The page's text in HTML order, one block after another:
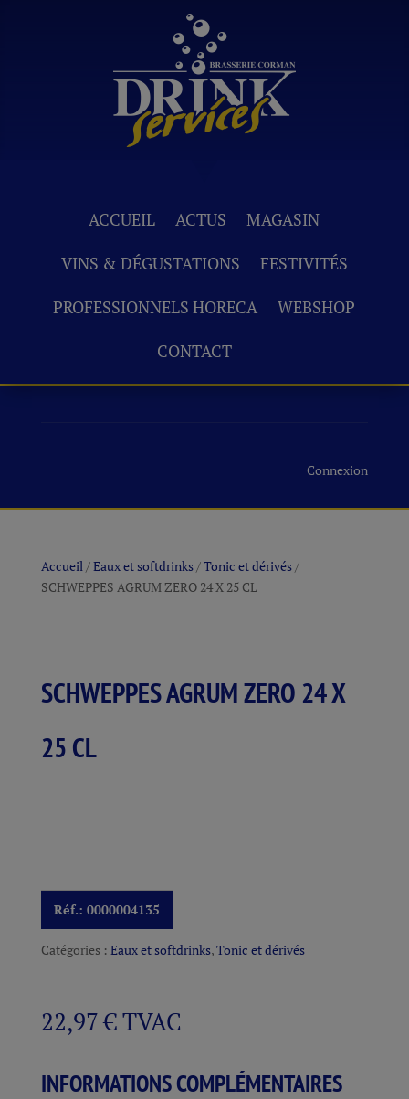
ACCUEIL ACTUS
MAGASIN
VINS & DÉGUSTATIONS
FESTIVITÉS
PROFESSIONNELS HORECA
WEBSHOP
CONTACT
Connexion
Accueil/Eaux et softdrinks/Tonic et dérivés/
SCHWEPPES AGRUM ZERO 24 X 25 CL
SCHWEPPES AGRUM ZERO 24 X
25 CL
Réf.: 0000004135
Catégories : Eaux et softdrinks,Tonic et dérivés
22,97€TVAC
INFORMATIONS COMPLÉMENTAIRES